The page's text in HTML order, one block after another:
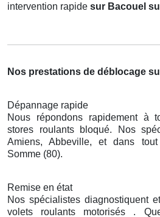
intervention rapide sur Bacouel
Nos prestations de déblocage
Dépannage rapide
Nous répondons rapidement à
stores roulants bloqué. Nos
Amiens, Abbeville, et dans
Somme (80).
Remise en état
Nos spécialistes diagnostiquent
volets roulants motorisés .